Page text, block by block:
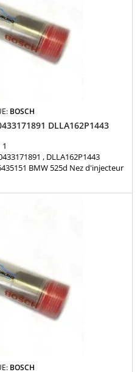
BOSCH
DLLA162P1443
1
, DLLA162P1443
BMW 525d Nez d'injecteur
BOSCH